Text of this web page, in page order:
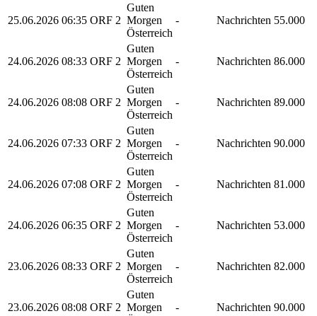
25.06.2026 06:35 ORF 2
Guten
Morgen
Österreich
- Nachrichten 55.000
24.06.2026 08:33 ORF 2
Guten
Morgen
Österreich
- Nachrichten 86.000
24.06.2026 08:08 ORF 2
Guten
Morgen
Österreich
- Nachrichten 89.000
24.06.2026 07:33 ORF 2
Guten
Morgen
Österreich
- Nachrichten 90.000
24.06.2026 07:08 ORF 2
Guten
Morgen
Österreich
- Nachrichten 81.000
24.06.2026 06:35 ORF 2
Guten
Morgen
Österreich
- Nachrichten 53.000
23.06.2026 08:33 ORF 2
Guten
Morgen
Österreich
- Nachrichten 82.000
23.06.2026 08:08 ORF 2
Guten
Morgen
- Nachrichten 90.000